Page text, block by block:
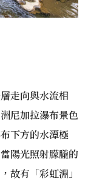
走向與水流相
尼加拉瀑布景色
下方的水潭極
陽光照射朦朧的
故有「彩虹淵」